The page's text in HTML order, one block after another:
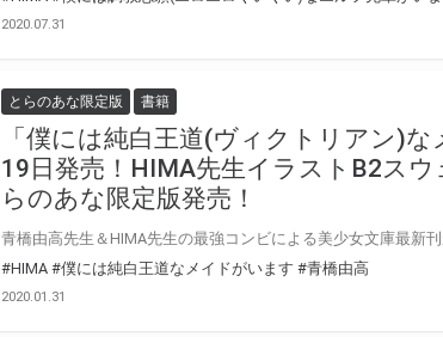
2020.07.31
とらのあな限定版 書籍
「僕には純白王道(ヴィクトリアン)
19日発売！HIMA先生イラストB2ス
らのあな限定版発売！
#HIMA #僕には純白王道なメイドがいます #青橋由高
2020.01.31